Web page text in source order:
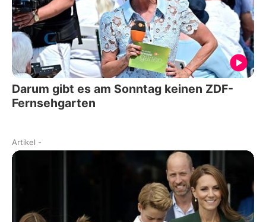
Darum gibt es am Sonntag keinen ZDF-
Fernsehgarten
Artikel -